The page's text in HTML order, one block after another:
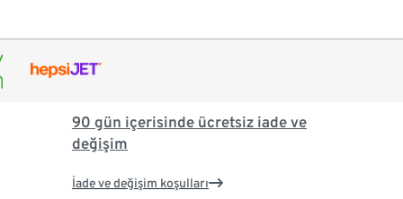
90 gün içerisinde ücretsiz iade ve
değişim
İade ve değişim koşulları